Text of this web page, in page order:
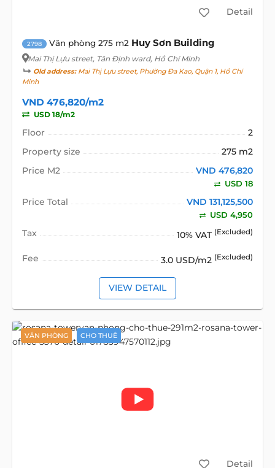
Detail
2798 Văn phòng 275 m2 Huy Sơn Building
Mai Thị Lựu street, Tân Định ward, Hồ Chí Minh
Old address:Mai Thị Lựu street, Phường Đa Kao, Quận 1, Hồ Chí
Minh
VND 476,820/m2
USD 18/m2
Floor
2
Property size
275 m2
Price M2
VND 476,820
USD 18
Price Total VND 131,125,500
USD 4,950
Tax 10% VAT (Excluded)
Fee 3.0 USD/m2 (Excluded)
VIEW DETAIL
VĂN PHÒNG CHO THUÊ
Detail